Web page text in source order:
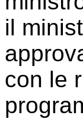
il
con le